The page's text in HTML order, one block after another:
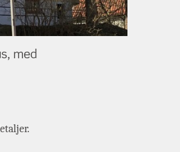
med